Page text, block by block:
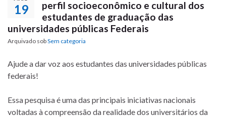
19
perfil socioeconômico e cultural dos
estudantes de graduação das
universidades públicas Federais
Arquivado sobSem categoria
Ajude a dar voz aos estudantes das universidades públicas
federais!
Essa pesquisa é uma das principais iniciativas nacionais
voltadas à compreensão da realidade dos universitários da